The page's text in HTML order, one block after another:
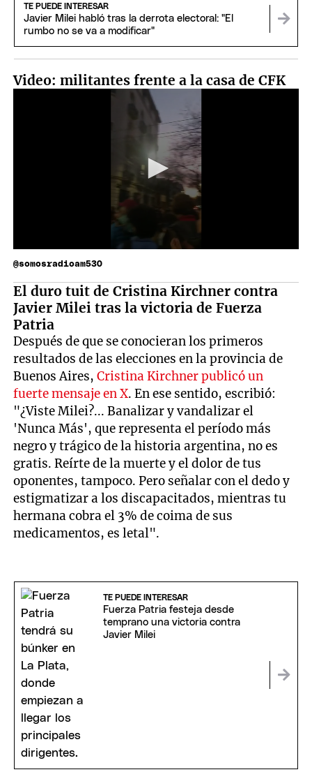
TE PUEDE INTERESAR
Javier Milei habló tras la derrota electoral: "El
rumbo no se va a modificar"
Video: militantes frente a la casa de CFK
@somosradioam530
El duro tuit de Cristina Kirchner contra
Javier Milei tras la victoria de Fuerza
Patria
Después de que se conocieran los primeros
resultados de las elecciones en la provincia de
Buenos Aires,Cristina Kirchner publicó un
fuerte mensaje en X. En ese sentido, escribió:
"¿Viste Milei?... Banalizar y vandalizar el
'Nunca Más', que representa el período más
negro y trágico de la historia argentina, no es
gratis. Reírte de la muerte y el dolor de tus
oponentes, tampoco. Pero señalar con el dedo y
estigmatizar a los discapacitados, mientras tu
hermana cobra el 3% de coima de sus
medicamentos, es letal".
TE PUEDE INTERESAR
Fuerza Patria festeja desde
temprano una victoria contra
Javier Milei